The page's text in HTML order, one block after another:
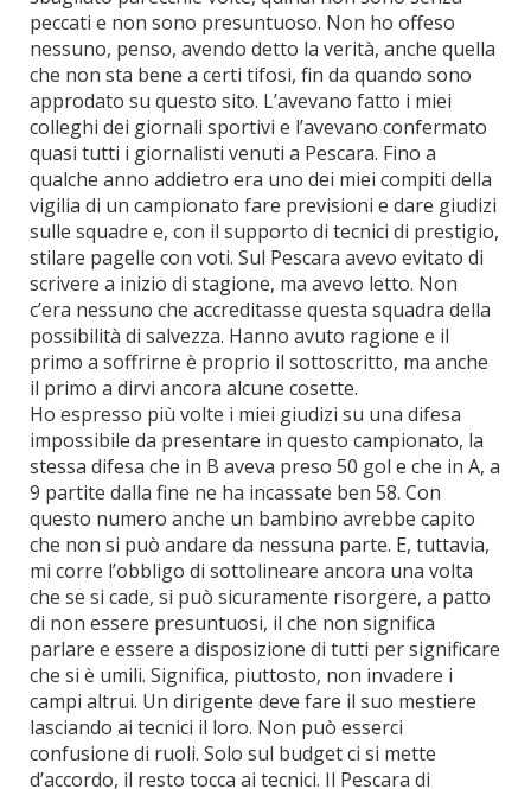
peccati e non sono presuntuoso. Non ho offeso
nessuno, penso, avendo detto la verità, anche quella
che non sta bene a certi tifosi, fin da quando sono
approdato su questo sito. L’avevano fatto i miei
colleghi dei giornali sportivi e l’avevano confermato
quasi tutti i giornalisti venuti a Pescara. Fino a
qualche anno addietro era uno dei miei compiti della
vigilia di un campionato fare previsioni e dare giudizi
sulle squadre e, con il supporto di tecnici di prestigio,
stilare pagelle con voti. Sul Pescara avevo evitato di
scrivere a inizio di stagione, ma avevo letto. Non
c’era nessuno che accreditasse questa squadra della
possibilità di salvezza. Hanno avuto ragione e il
primo a soffrirne è proprio il sottoscritto, ma anche
il primo a dirvi ancora alcune cosette.
Ho espresso più volte i miei giudizi su una difesa
impossibile da presentare in questo campionato, la
stessa difesa che in B aveva preso 50 gol e che in A, a
9 partite dalla fine ne ha incassate ben 58. Con
questo numero anche un bambino avrebbe capito
che non si può andare da nessuna parte. E, tuttavia,
mi corre l’obbligo di sottolineare ancora una volta
che se si cade, si può sicuramente risorgere, a patto
di non essere presuntuosi, il che non significa
parlare e essere a disposizione di tutti per significare
che si è umili. Significa, piuttosto, non invadere i
campi altrui. Un dirigente deve fare il suo mestiere
lasciando ai tecnici il loro. Non può esserci
confusione di ruoli. Solo sul budget ci si mette
d’accordo, il resto tocca ai tecnici. Il Pescara di